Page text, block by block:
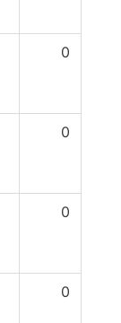
0
0
0
0